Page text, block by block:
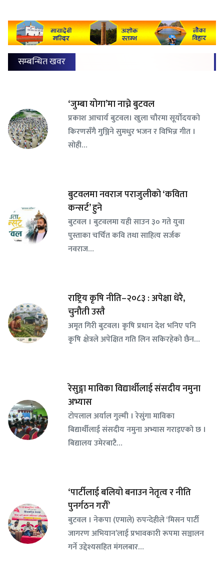
सम्बन्धित खवर
‘जुम्बा योगा’मा नाच्ने बुटवल
प्रकाश आचार्य बुटवल। खुला चौरमा सूर्योदयको
किरणसँगै गुञ्जिने सुमधुर भजन र विभिन्न गीत ।
सोही…
बुटवलमा नवराज पराजुलीको ‘कविता
कन्सर्ट’ हुने
बुटवल । बुटवलमा यही साउन ३० गते युवा
पुस्ताका चर्चित कवि तथा साहित्य सर्जक
नवराज…
राष्ट्रिय कृषि नीति–२०८३ : अपेक्षा धेरै,
चुनौती उस्तै
अमृत गिरी बुटवल। कृषि प्रधान देश भनिए पनि
कृषि क्षेत्रले अपेक्षित गति लिन सकिरहेको छैन…
रेसुङ्गा माविका विद्यार्थीलाई संसदीय नमुना
अभ्यास
टोपलाल अर्याल गुल्मी । रेसुंगा माविका
बिद्यार्थीलाई संसदीय नमुना अभ्यास गराइएको छ ।
बिद्यालय उमेरबाटै…
‘पार्टीलाई बलियो बनाउन नेतृत्व र नीति
पुनर्गठन गरौँ’
बुटवल । नेकपा (एमाले) रुपन्देहीले ‘मिसन पार्टी
जागरण अभियान’लाई प्रभावकारी रूपमा सञ्चालन
गर्ने उद्देश्यसहित मंगलबार…